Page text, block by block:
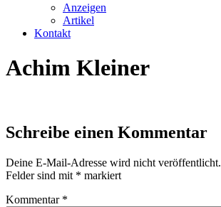
Anzeigen
Artikel
Kontakt
Achim Kleiner
Schreibe einen Kommentar
Deine E-Mail-Adresse wird nicht veröffentlicht.
Felder sind mit * markiert
Kommentar *